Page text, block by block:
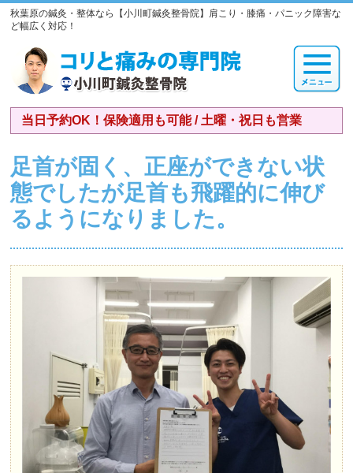
秋葉原の鍼灸・整体なら【小川町鍼灸整骨院】肩こり・膝痛・パニック障害な
ど幅広く対応！
当日予約OK！保険適用も可能 / 土曜・祝日も営業
足首が固く、正座ができない状
態でしたが足首も飛躍的に伸び
るようになりました。